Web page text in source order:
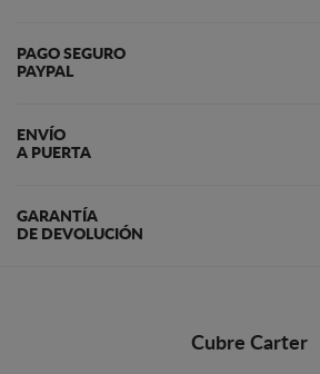
PAGO SEGURO
PAYPAL
ENVÍO
A PUERTA
GARANTÍA
DE DEVOLUCIÓN
Cubre Carter